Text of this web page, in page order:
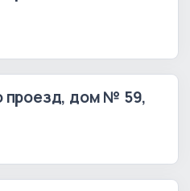
проезд, дом № 59,